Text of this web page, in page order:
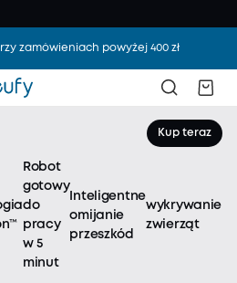
zamówieniach powyżej 400 zł
Kup teraz
Robot
gotowy
do
pracy
w 5
minut
Inteligentne
omijanie
przeszkód
wykrywanie
zwierząt